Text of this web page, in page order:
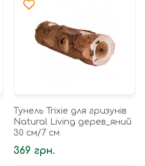
Тунель Trixie для гризунів
Natural Living дерев_яний
30 см/7 см
369 грн.